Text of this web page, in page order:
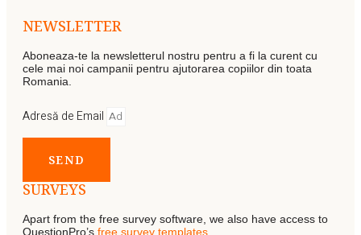
NEWSLETTER
Aboneaza-te la newsletterul nostru pentru a fi la curent cu
cele mai noi campanii pentru ajutorarea copiilor din toata
Romania.
Adresă de Email
SEND
SURVEYS
Apart from the free survey software, we also have access to
QuestionPro’s free survey templates